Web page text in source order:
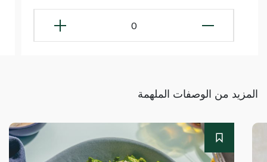
0
المزيد من الوصفات الملهمة